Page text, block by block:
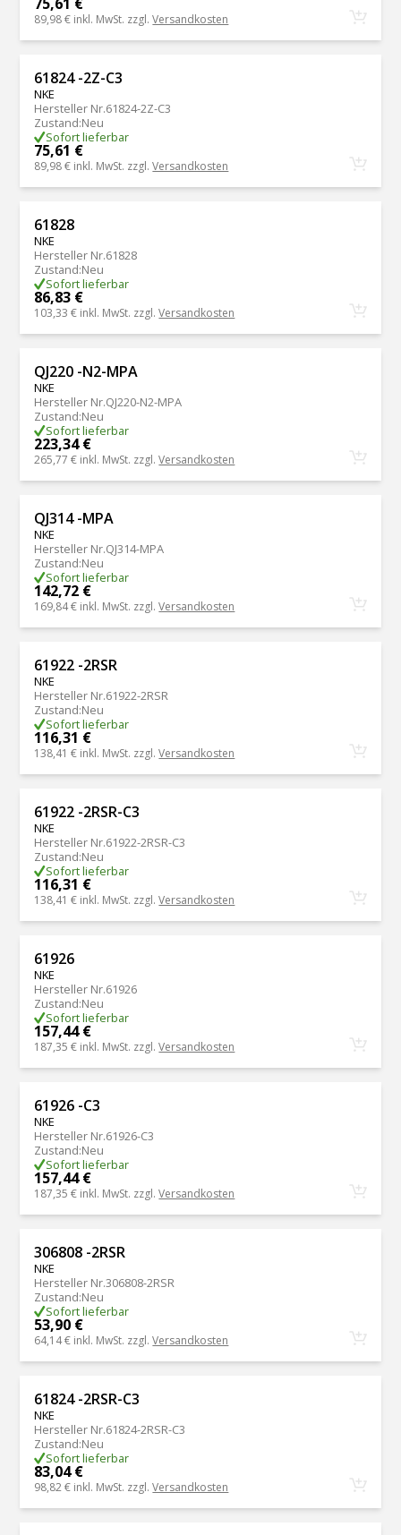
89,98 € inkl. MwSt. zzgl.Versandkosten
61824 -2Z-C3
NKE
Hersteller Nr.61824-2Z-C3
Zustand:Neu
Sofort lieferbar
75,61 €
89,98 € inkl. MwSt. zzgl.Versandkosten
61828
NKE
Hersteller Nr.61828
Zustand:Neu
Sofort lieferbar
86,83 €
103,33 € inkl. MwSt. zzgl.Versandkosten
QJ220 -N2-MPA
NKE
Hersteller Nr.QJ220-N2-MPA
Zustand:Neu
Sofort lieferbar
223,34 €
265,77 € inkl. MwSt. zzgl.Versandkosten
QJ314 -MPA
NKE
Hersteller Nr.QJ314-MPA
Zustand:Neu
Sofort lieferbar
142,72 €
169,84 € inkl. MwSt. zzgl.Versandkosten
61922 -2RSR
NKE
Hersteller Nr.61922-2RSR
Zustand:Neu
Sofort lieferbar
116,31 €
138,41 € inkl. MwSt. zzgl.Versandkosten
61922 -2RSR-C3
NKE
Hersteller Nr.61922-2RSR-C3
Zustand:Neu
Sofort lieferbar
116,31 €
138,41 € inkl. MwSt. zzgl.Versandkosten
61926
NKE
Hersteller Nr.61926
Zustand:Neu
Sofort lieferbar
157,44 €
187,35 € inkl. MwSt. zzgl.Versandkosten
61926 -C3
NKE
Hersteller Nr.61926-C3
Zustand:Neu
Sofort lieferbar
157,44 €
187,35 € inkl. MwSt. zzgl.Versandkosten
306808 -2RSR
NKE
Hersteller Nr.306808-2RSR
Zustand:Neu
Sofort lieferbar
53,90 €
64,14 € inkl. MwSt. zzgl.Versandkosten
61824 -2RSR-C3
NKE
Hersteller Nr.61824-2RSR-C3
Zustand:Neu
Sofort lieferbar
83,04 €
98,82 € inkl. MwSt. zzgl.Versandkosten